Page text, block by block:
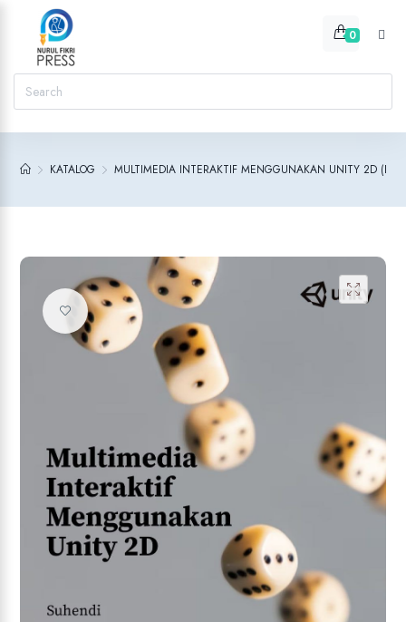
0
KATALOG MULTIMEDIA INTERAKTIF MENGGUNAKAN UNITY 2D (E-
Add to wishlist